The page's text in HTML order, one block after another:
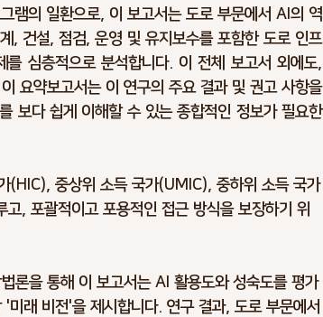
램의 일환으로, 이 보고서는 도로 부문에서 AI의 역
, 건설, 점검, 운영 및 유지보수를 포함한 도로 인프
심층적으로 분석합니다. 이 전체 보고서 외에도,
요약보고서는 이 연구의 주요 결과 및 권고 사항을
보다 쉽게 이해할 수 있는 종합적인 정보가 필요한
(HIC), 중상위 소득 국가(UMIC), 중하위 소득 국가
, 포괄적이고 포용적인 접근 방식을 보장하기 위
론을 통해 이 보고서는 AI 활용도와 성숙도를 평가
래 비전'을 제시합니다. 연구 결과, 도로 부문에서